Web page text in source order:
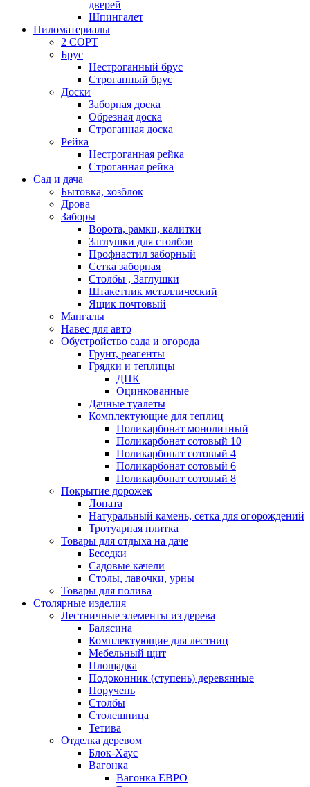
дверей
Шпингалет
Пиломатериалы
2 СОРТ
Брус
Нестроганный брус
Строганный брус
Доски
Заборная доска
Обрезная доска
Строганная доска
Рейка
Нестроганная рейка
Строганная рейка
Сад и дача
Бытовка, хозблок
Дрова
Заборы
Ворота, рамки, калитки
Заглушки для столбов
Профнастил заборный
Сетка заборная
Столбы , Заглушки
Штакетник металлический
Ящик почтовый
Мангалы
Навес для авто
Обустройство сада и огорода
Грунт, реагенты
Грядки и теплицы
ДПК
Оцинкованные
Дачные туалеты
Комплектующие для теплиц
Поликарбонат монолитный
Поликарбонат сотовый 10
Поликарбонат сотовый 4
Поликарбонат сотовый 6
Поликарбонат сотовый 8
Покрытие дорожек
Лопата
Натуральный камень, сетка для огорождений
Тротуарная плитка
Товары для отдыха на даче
Беседки
Садовые качели
Столы, лавочки, урны
Товары для полива
Столярные изделия
Лестничные элементы из дерева
Балясина
Комплектующие для лестниц
Мебельный щит
Площадка
Подоконник (ступень) деревянные
Поручень
Столбы
Столешница
Тетива
Отделка деревом
Блок-Хаус
Вагонка
Вагонка ЕВРО